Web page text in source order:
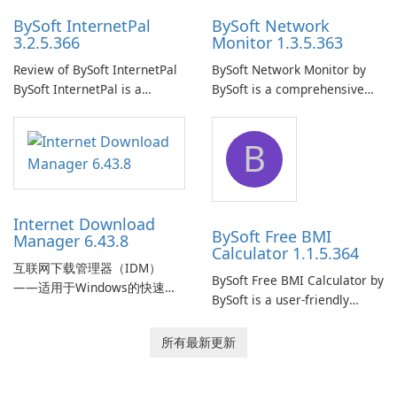
BySoft InternetPal
3.2.5.366
Review of BySoft InternetPal
BySoft InternetPal is a
application designed to
monitor your internet
connection and provide real-
time insights into its
BySoft Network
Monitor 1.3.5.363
BySoft Network Monitor by
BySoft is a comprehensive
designed to help businesses
effectively manage their
network infrastructure.
Internet Download
Manager 6.43.8
互联网下载管理器（IDM）
——适用于Windows的快速可
Microsoft Windows 的历史悠
B
BySoft Free BMI
Calculator 1.1.5.364
BySoft Free BMI Calculator by
BySoft is a user-friendly
designed to help you
所有最新更新